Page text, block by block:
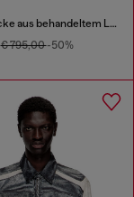
Bomberjacke aus behandeltem Leder
€ 795,00-50%